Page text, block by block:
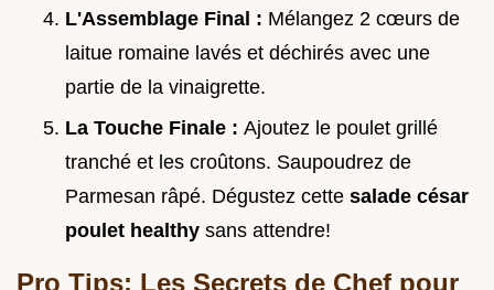
L'Assemblage Final : Mélangez 2 cœurs de
laitue romaine lavés et déchirés avec une
partie de la vinaigrette.
La Touche Finale : Ajoutez le poulet grillé
tranché et les croûtons. Saupoudrez de
Parmesan râpé. Dégustez cette salade césar
poulet healthy sans attendre!
Pro Tips: Les Secrets de Chef pour